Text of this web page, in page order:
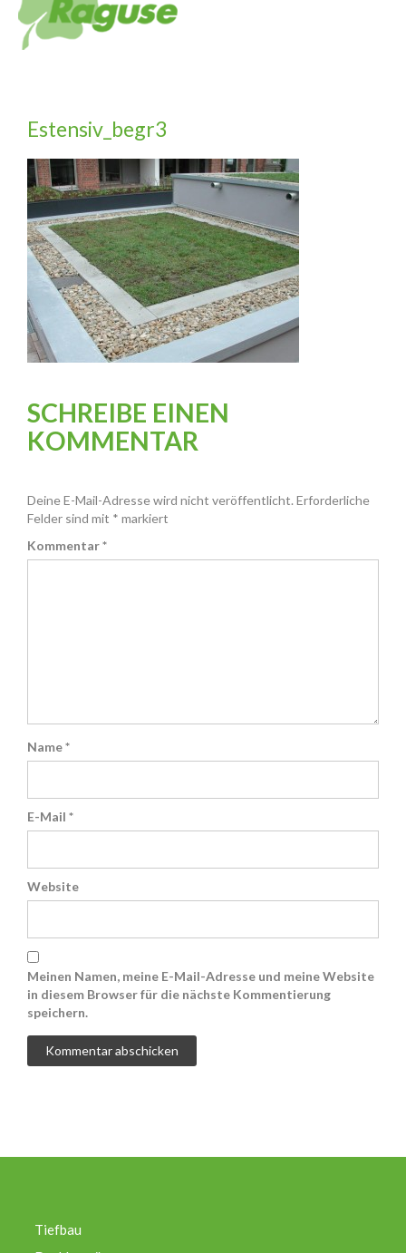
Estensiv_begr3
SCHREIBE EINEN
KOMMENTAR
Deine E-Mail-Adresse wird nicht veröffentlicht. Erforderliche
Felder sind mit * markiert
Kommentar*
Name*
E-Mail *
Website
Meinen Namen, meine E-Mail-Adresse und meine Website
in diesem Browser für die nächste Kommentierung
speichern.
Tiefbau